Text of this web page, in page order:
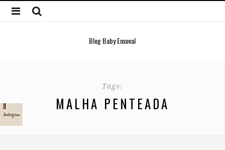
Blog Baby Enxoval
Tags:
MALHA PENTEADA